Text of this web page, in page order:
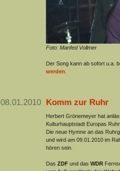
Foto: Manfed Vollmer
Der Song kann ab sofort u.a.
werden
08.01.2010 Komm zur Ruhr
Herbert Grönemeyer hat
Kulturhauptstadt Europas
Die neue Hymne an das
und wird am 09.01.2010 im
hören sein.
Das ZDFund das WDR